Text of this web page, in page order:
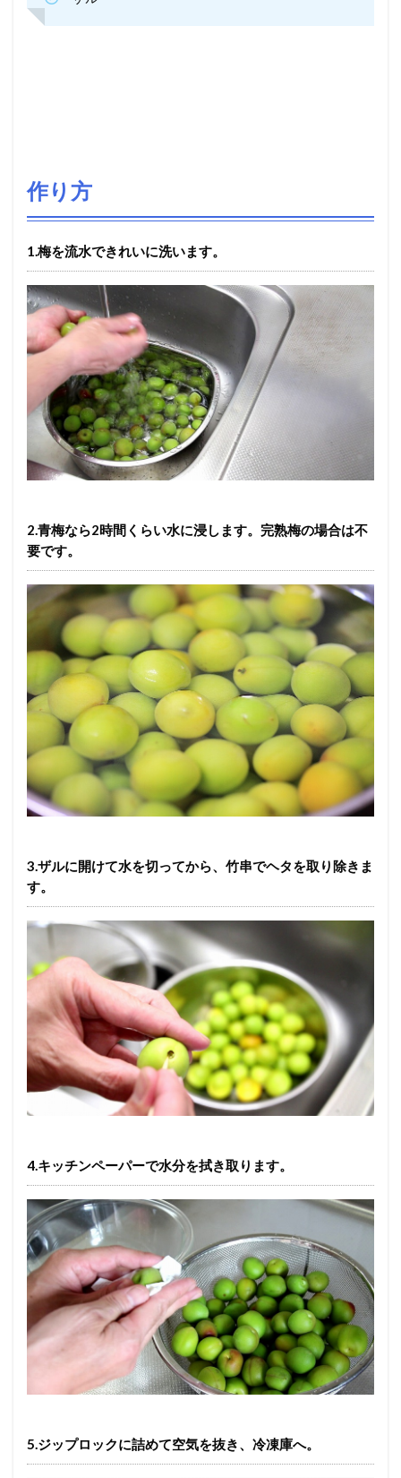
作り方
1.梅を流水できれいに洗います。
2.青梅なら2時間くらい水に浸します。完熟梅の場合は不
要です。
3.ザルに開けて水を切ってから、竹串でヘタを取り除きま
す。
4.キッチンペーパーで水分を拭き取ります。
5.ジップロックに詰めて空気を抜き、冷凍庫へ。